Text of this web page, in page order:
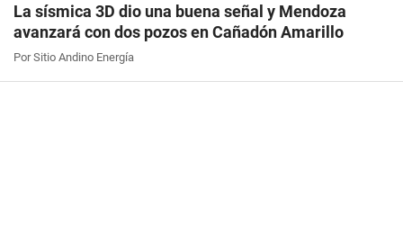
La sísmica 3D dio una buena señal y Mendoza
avanzará con dos pozos en Cañadón Amarillo
Por Sitio Andino Energía